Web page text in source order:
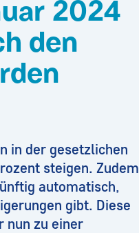
2024
den
in der gesetzlichen
steigen. Zudem
automatisch,
gibt. Diese
nun zu einer